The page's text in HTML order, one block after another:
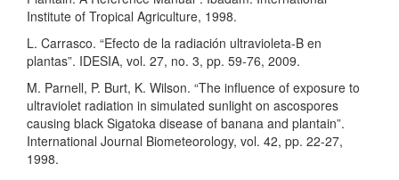
Institute of Tropical Agriculture, 1998.
L. Carrasco. “Efecto de la radiación ultravioleta-B en
plantas”. IDESIA, vol. 27, no. 3, pp. 59-76, 2009.
M. Parnell, P. Burt, K. Wilson. “The influence of exposure to
ultraviolet radiation in simulated sunlight on ascospores
causing black Sigatoka disease of banana and plantain”.
International Journal Biometeorology, vol. 42, pp. 22-27,
1998.